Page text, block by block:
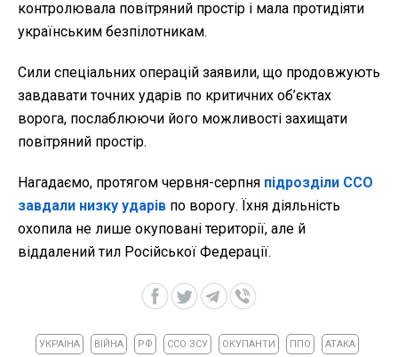
контролювала повітряний простір і мала протидіяти
українським безпілотникам.
Сили спеціальних операцій заявили, що продовжують
завдавати точних ударів по критичних об’єктах
ворога, послаблюючи його можливості захищати
повітряний простір.
Нагадаємо, протягом червня-серпня підрозділи ССО
завдали низку ударів по ворогу. Їхня діяльність
охопила не лише окуповані території, але й
віддалений тил Російської Федерації.
УКРАЇНА ВІЙНА РФ ССО ЗСУ ОКУПАНТИ ППО АТАКА